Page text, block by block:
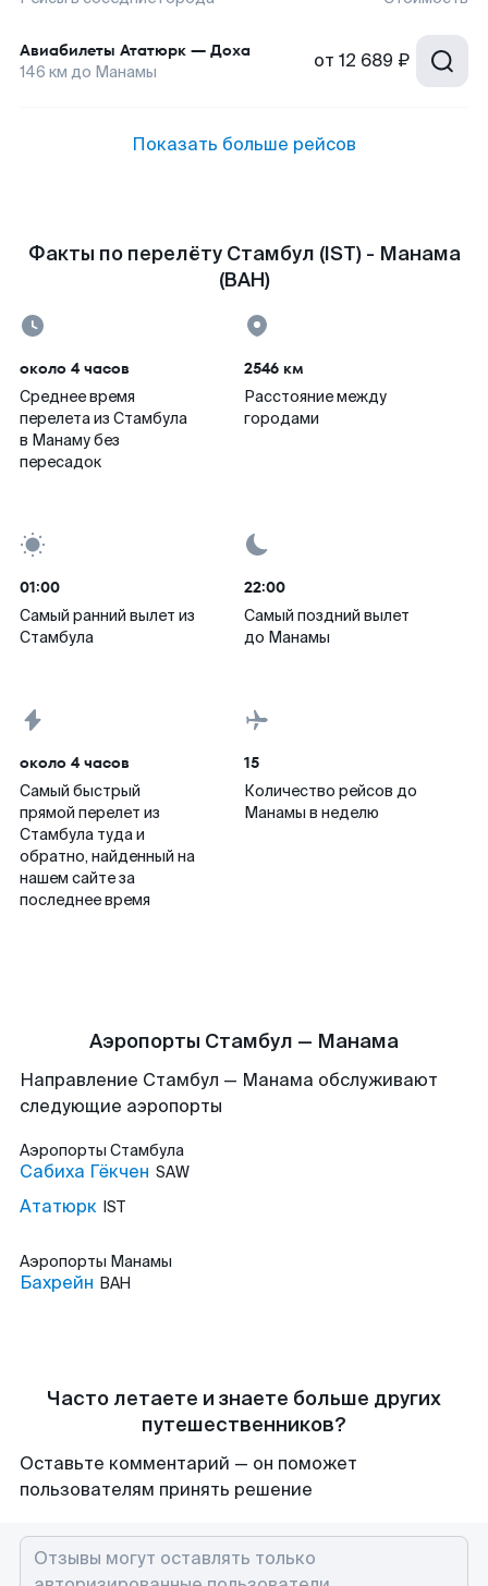
Авиабилеты Ататюрк — Доха
146 км до Манамы от 12 689 ₽
Показать больше рейсов
Факты по перелёту Стамбул (IST) - Манама
(BAH)
около 4 часов
Среднее время
перелета из Стамбула
в Манаму без
пересадок
2546 км
Расстояние между
городами
01:00
Самый ранний вылет из
Стамбула
22:00
Самый поздний вылет
до Манамы
около 4 часов
Самый быстрый
прямой перелет из
Стамбула туда и
обратно, найденный на
нашем сайте за
последнее время
15
Количество рейсов до
Манамы в неделю
Аэропорты Стамбул — Манама
Направление Стамбул — Манама обслуживают
следующие аэропорты
Аэропорты Стамбула
Сабиха Гёкчен SAW
Ататюрк IST
Аэропорты Манамы
Бахрейн BAH
Часто летаете и знаете больше других
путешественников?
Оставьте комментарий — он поможет
пользователям принять решение